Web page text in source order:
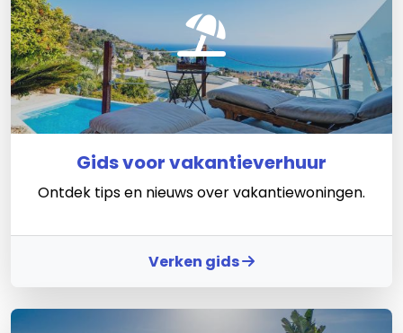
Gids voor vakantieverhuur
Ontdek tips en nieuws over vakantiewoningen.
Verken gids